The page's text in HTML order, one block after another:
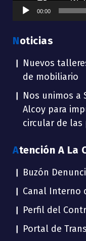
00:00
Noticias
Nuevos
de mobiliario
Nos unimos a
Alcoy para
circular de las
Atención A La
Buzón
Canal Interno
Perfil del
Portal de